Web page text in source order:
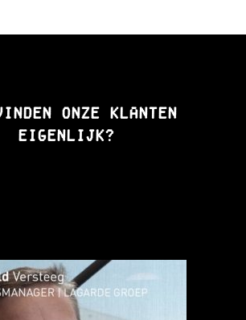
onze klanten
eigenlijk?